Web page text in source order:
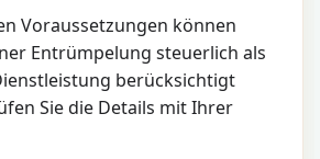
Voraussetzungen können
Entrümpelung steuerlich als
berücksichtigt
Sie die Details mit Ihrer